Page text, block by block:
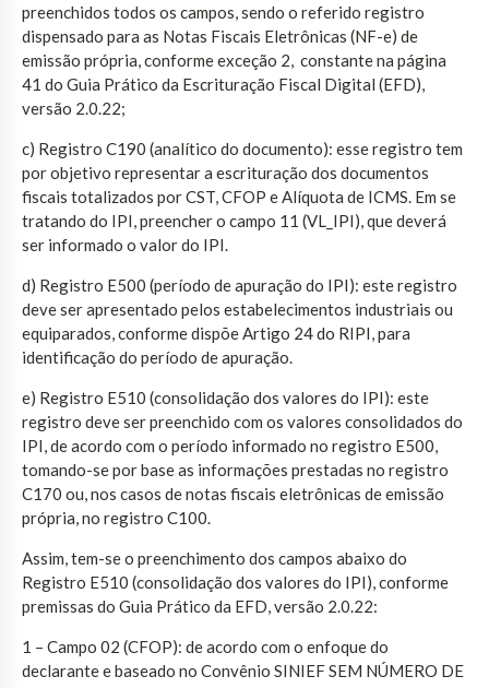
preenchidos todos os campos, sendo o referido registro
dispensado para as Notas Fiscais Eletrônicas (NF-e) de
emissão própria, conforme exceção 2, constante na página
41 do Guia Prático da Escrituração Fiscal Digital (EFD),
versão 2.0.22;
c) Registro C190 (analítico do documento): esse registro tem
por objetivo representar a escrituração dos documentos
fiscais totalizados por CST, CFOP e Alíquota de ICMS. Em se
tratando do IPI, preencher o campo 11 (VL_IPI), que deverá
ser informado o valor do IPI.
d) Registro E500 (período de apuração do IPI): este registro
deve ser apresentado pelos estabelecimentos industriais ou
equiparados, conforme dispõe Artigo 24 do RIPI, para
identificação do período de apuração.
e) Registro E510 (consolidação dos valores do IPI): este
registro deve ser preenchido com os valores consolidados do
IPI, de acordo com o período informado no registro E500,
tomando-se por base as informações prestadas no registro
C170 ou, nos casos de notas fiscais eletrônicas de emissão
própria, no registro C100.
Assim, tem-se o preenchimento dos campos abaixo do
Registro E510 (consolidação dos valores do IPI), conforme
premissas do Guia Prático da EFD, versão 2.0.22:
1 – Campo 02 (CFOP): de acordo com o enfoque do
declarante e baseado no Convênio SINIEF SEM NÚMERO DE